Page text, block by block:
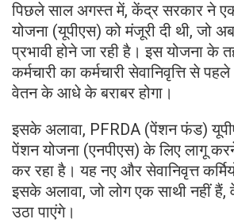
पिछले साल अगस्त में, केंद्र सरकार ने
योजना (यूपीएस) को मंजूरी दी थी, जो
प्रभावी होने जा रही है। इस योजना के
कर्मचारी का कर्मचारी सेवानिवृत्ति से
वेतन के आधे के बराबर होगा।
इसके अलावा, PFRDA (पेंशन फंड)
पेंशन योजना (एनपीएस) के लिए लागू
कर रहा है। यह नए और सेवानिवृत्त
इसके अलावा, जो लोग एक साथी नहीं हैं,
उठा पाएंगे।